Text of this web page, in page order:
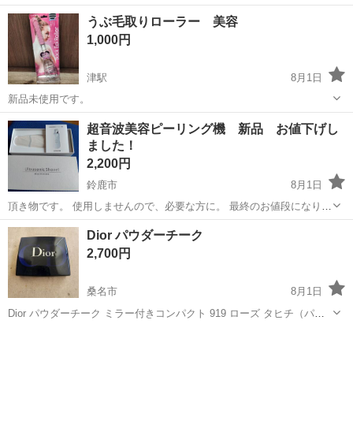
うぶ毛取りローラー 美容
1,000円
津駅
8月1日
新品未使用です。
三重 津市 津駅 メイクアップ
超音波美容ピーリング機 新品 お値下げし
ました！
2,200円
鈴鹿市
8月1日
頂き物です。 使用しませんので、必要な方に。 最終のお値段になりま
す！
三重 鈴鹿市 マッサージ器 新品
Dior パウダーチーク
2,700円
桑名市
8月1日
Dior パウダーチーク ミラー付きコンパクト 919 ローズ タヒチ（パラ